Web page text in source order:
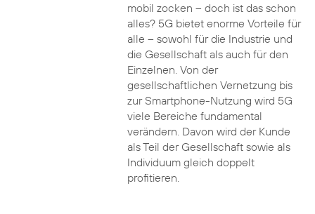
mobil zocken – doch ist das schon
alles? 5G bietet enorme Vorteile für
alle – sowohl für die Industrie und
die Gesellschaft als auch für den
Einzelnen. Von der
gesellschaftlichen Vernetzung bis
zur Smartphone-Nutzung wird 5G
viele Bereiche fundamental
verändern. Davon wird der Kunde
als Teil der Gesellschaft sowie als
Individuum gleich doppelt
profitieren.